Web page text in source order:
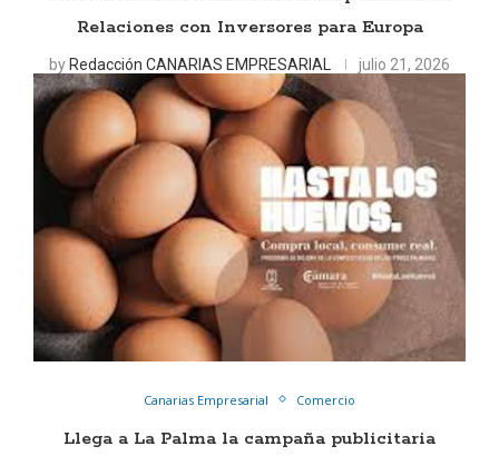
Relaciones con Inversores para Europa
by Redacción CANARIAS EMPRESARIAL julio 21, 2026
Canarias Empresarial Comercio
Llega a La Palma la campaña publicitaria